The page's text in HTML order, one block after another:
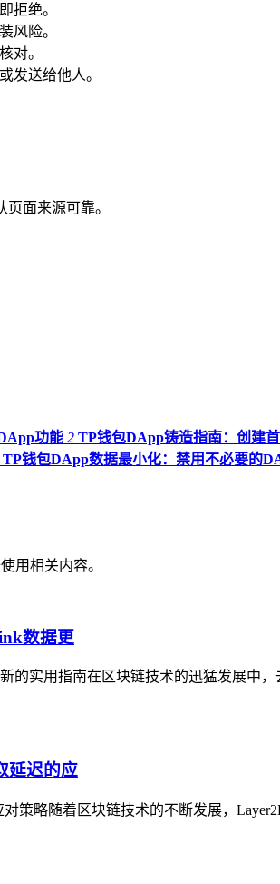
拒绝。
风险。
对。
发送给他人。
面来源可靠。
功能 2 TP钱包DApp铸造指南：创建
TP钱包DApp数据最小化：禁用不必要的
用相关内容。
数据更
的实用指南在区块链技术的迅猛发展中
延迟的应
策略随着区块链技术的不断发展，